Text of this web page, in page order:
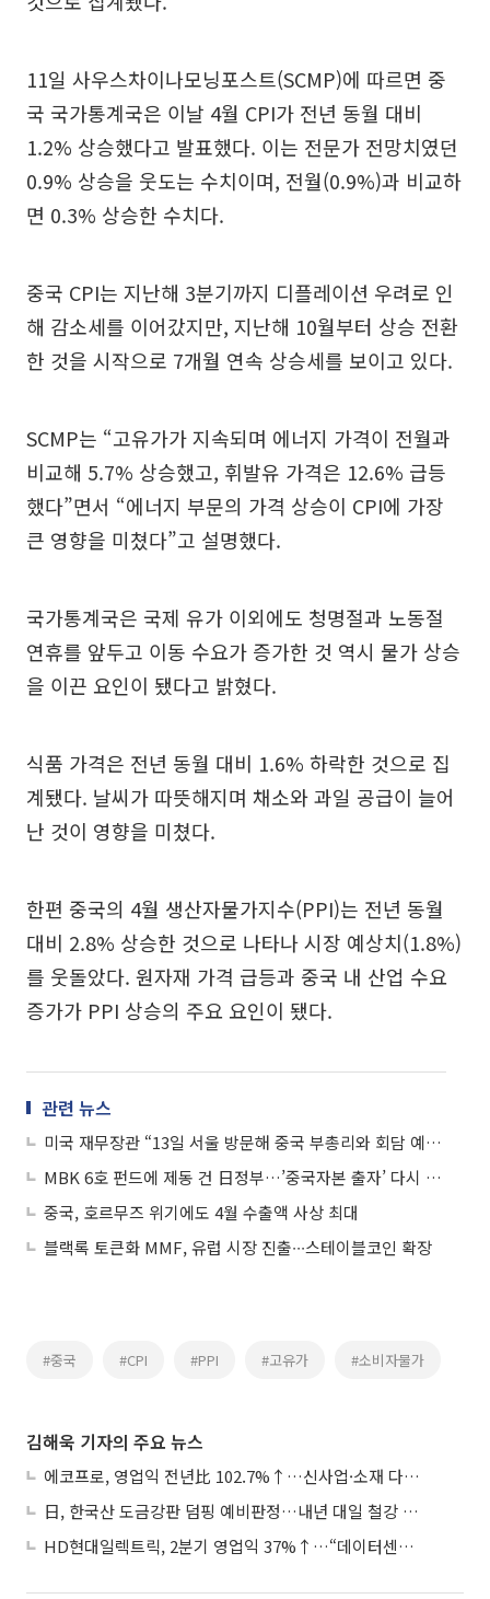
11일 사우스차이나모닝포스트(SCMP)에 따르면 중
국 국가통계국은 이날 4월 CPI가 전년 동월 대비
1.2% 상승했다고 발표했다. 이는 전문가 전망치였던
0.9% 상승을 웃도는 수치이며, 전월(0.9%)과 비교하
면 0.3% 상승한 수치다.
중국 CPI는 지난해 3분기까지 디플레이션 우려로 인
해 감소세를 이어갔지만, 지난해 10월부터 상승 전환
한 것을 시작으로 7개월 연속 상승세를 보이고 있다.
SCMP는 “고유가가 지속되며 에너지 가격이 전월과
비교해 5.7% 상승했고, 휘발유 가격은 12.6% 급등
했다”면서 “에너지 부문의 가격 상승이 CPI에 가장
큰 영향을 미쳤다”고 설명했다.
국가통계국은 국제 유가 이외에도 청명절과 노동절
연휴를 앞두고 이동 수요가 증가한 것 역시 물가 상승
을 이끈 요인이 됐다고 밝혔다.
식품 가격은 전년 동월 대비 1.6% 하락한 것으로 집
계됐다. 날씨가 따뜻해지며 채소와 과일 공급이 늘어
난 것이 영향을 미쳤다.
한편 중국의 4월 생산자물가지수(PPI)는 전년 동월
대비 2.8% 상승한 것으로 나타나 시장 예상치(1.8%)
를 웃돌았다. 원자재 가격 급등과 중국 내 산업 수요
증가가 PPI 상승의 주요 요인이 됐다.
관련 뉴스
미국 재무장관 “13일 서울 방문해 중국 부총리와 회담 예정”
MBK 6호 펀드에 제동 건 日정부…’중국자본 출자’ 다시 회자
중국, 호르무즈 위기에도 4월 수출액 사상 최대
블랙록 토큰화 MMF, 유럽 시장 진출∙∙∙스테이블코인 확장
#중국 #CPI #PPI #고유가 #소비자물가
김해욱 기자의 주요 뉴스
에코프로, 영업익 전년比 102.7%↑…신사업·소재 다각화 박차
日, 한국산 도금강판 덤핑 예비판정…내년 대일 철강 수출 ‘빨간불’
HD현대일렉트릭, 2분기 영업익 37%↑…“데이터센터 사업, 새로운 성장 축”